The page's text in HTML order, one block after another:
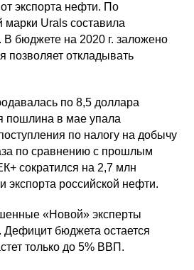
экспорта нефти. По
Urals составила
бюджете на 2020 г. заложено
позволяет откладывать
по 8,5 доллара
пошлина в мае упала
по налогу на добычу
по сравнению с прошлым
сократился на 2,7 млн
экспорта российской нефти.
«Новой» эксперты
Дефицит бюджета остается
только до 5% ВВП.